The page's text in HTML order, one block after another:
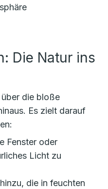
Die Natur ins
die bloße
Es zielt darauf
Fenster oder
Licht zu
die in feuchten